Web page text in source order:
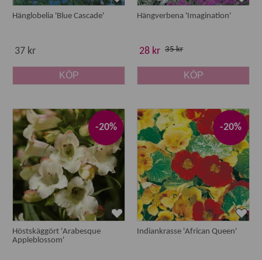
Hänglobelia 'Blue Cascade'
37 kr
KÖP
Hängverbena 'Imagination'
28 kr 35 kr
KÖP
-20%
Höstskäggört 'Arabesque
Appleblossom'
-20%
Indiankrasse 'African Queen'